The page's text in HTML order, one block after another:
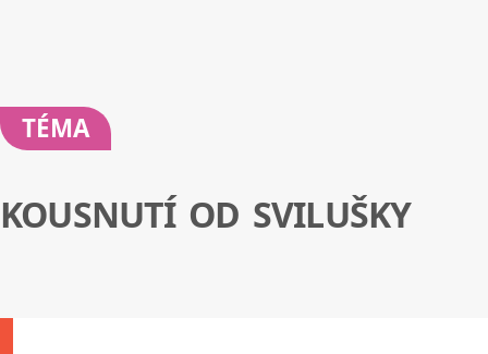
TÉMA
KOUSNUTÍ OD SVILUŠKY